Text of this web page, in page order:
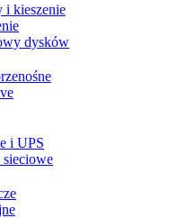
i kieszenie
dysków
i UPS